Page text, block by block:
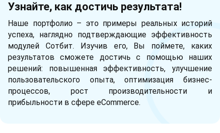
Узнайте, как достичь результата!
Наше портфолио – это примеры реальных историй
успеха, наглядно подтверждающие эффективность
модулей Сотбит. Изучив его, Вы поймете, каких
результатов сможете достичь с помощью наших
решений: повышенная эффективность, улучшение
пользовательского опыта, оптимизация бизнес-
процессов, рост производительности и
прибыльности в сфере eCommerce.